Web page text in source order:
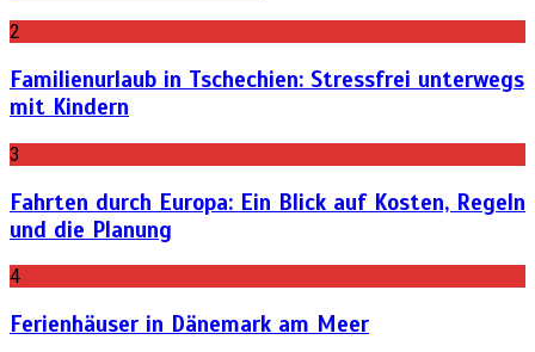
2
Familienurlaub in Tschechien: Stressfrei unterwegs
mit Kindern
3
Fahrten durch Europa: Ein Blick auf Kosten, Regeln
und die Planung
4
Ferienhäuser in Dänemark am Meer